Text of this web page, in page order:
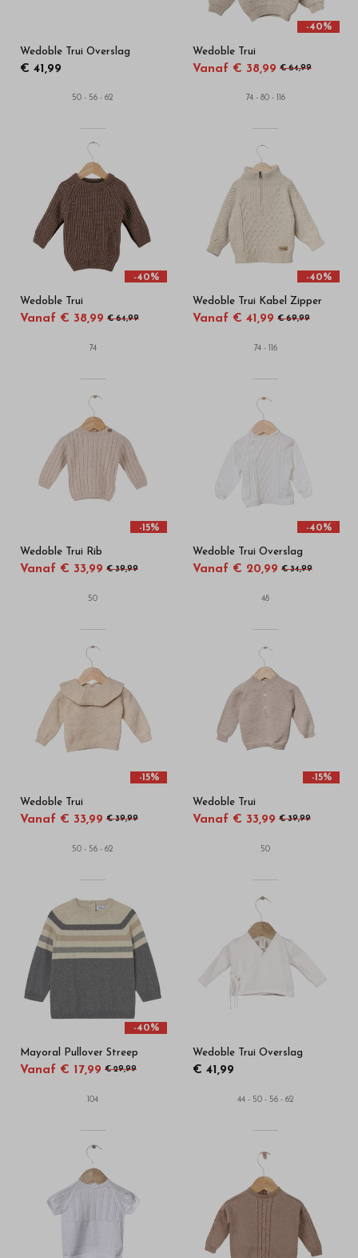
Wedoble Trui Overslag
€ 41,99
50 - 56 - 62
-40%
Wedoble Trui
Vanaf € 38,99 € 64,99
74 - 80 - 116
-40%
Wedoble Trui
Vanaf € 38,99 € 64,99
74
-40%
Wedoble Trui Kabel Zipper
Vanaf € 41,99 € 69,99
74 - 116
-15%
Wedoble Trui Rib
Vanaf € 33,99 € 39,99
50
-40%
Wedoble Trui Overslag
Vanaf € 20,99 € 34,99
48
-15%
Wedoble Trui
Vanaf € 33,99 € 39,99
50 - 56 - 62
-15%
Wedoble Trui
Vanaf € 33,99 € 39,99
50
-40%
Mayoral Pullover Streep
Vanaf € 17,99 € 29,99
104
Wedoble Trui Overslag
€ 41,99
44 - 50 - 56 - 62